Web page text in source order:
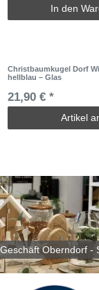
In den
Christbaumkugel Dorf
hellblau – Glas
21,90 € *
Artikel
Oberndorf -